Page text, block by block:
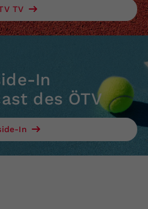
TV
In
des ÖTV
In